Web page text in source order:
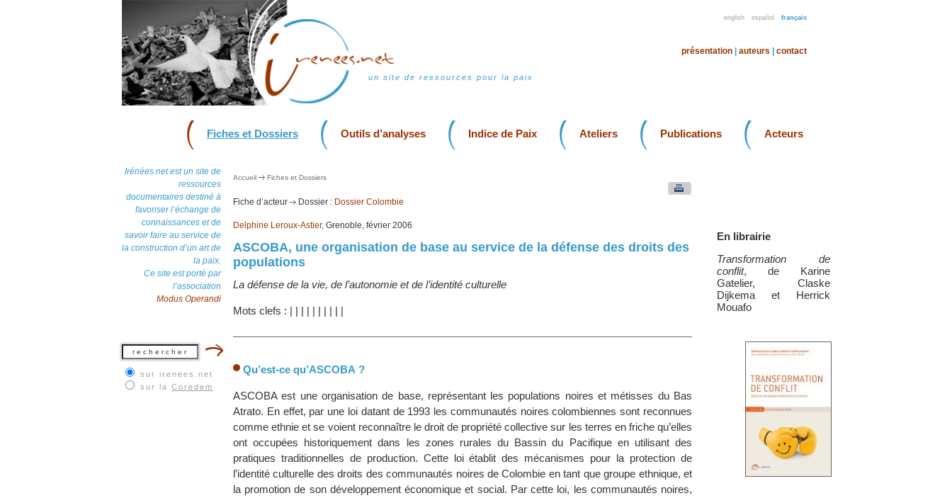
english español français
un site de ressources pour la paix
présentation auteurs contact
Fiches et Dossiers Outils d’analyses Indice de Paix Ateliers Publications Acteurs
Irénées.net est un site de
ressources
documentaires destiné à
favoriser l’échange de
connaissances et de
savoir faire au service de
la construction d’un art de
la paix.
Ce site est porté par
l’association
Modus Operandi
sur irenees.net
sur la Coredem
En librairie
Transformation de
conflit, de Karine
Gatelier, Claske
Dijkema et Herrick
Mouafo
Accueil Fiches et Dossiers
Fiche d’acteur Dossier : Dossier Colombie
Delphine Leroux-Astier, Grenoble, février 2006
ASCOBA, une organisation de base au service de la défense des droits des
populations
La défense de la vie, de l’autonomie et de l’identité culturelle
Mots clefs : | | | | | | | | | |
Qu’est-ce qu’ASCOBA ?
ASCOBA est une organisation de base, représentant les populations noires et métisses du Bas
Atrato. En effet, par une loi datant de 1993 les communautés noires colombiennes sont reconnues
comme ethnie et se voient reconnaître le droit de propriété collective sur les terres en friche qu’elles
ont occupées historiquement dans les zones rurales du Bassin du Pacifique en utilisant des
pratiques traditionnelles de production. Cette loi établit des mécanismes pour la protection de
l’identité culturelle des droits des communautés noires de Colombie en tant que groupe ethnique, et
la promotion de son développement économique et social. Par cette loi, les communautés noires,